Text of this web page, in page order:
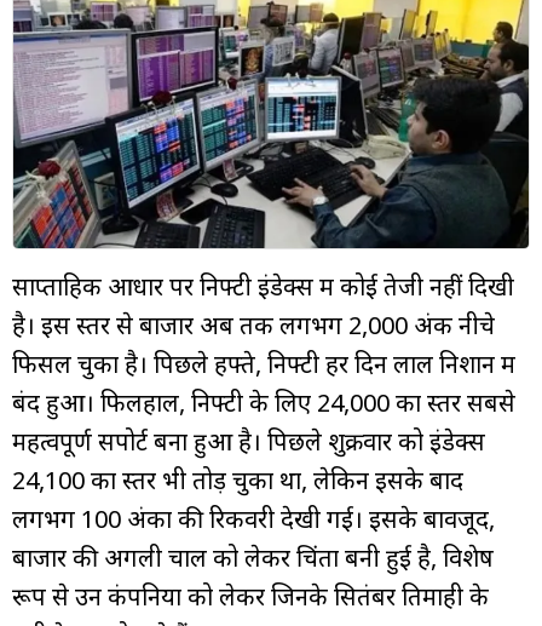
साप्ताहिक आधार पर निफ्टी इंडेक्स में कोई तेजी नहीं दिखी
है। इस स्तर से बाजार अब तक लगभग 2,000 अंक नीचे
फिसल चुका है। पिछले हफ्ते, निफ्टी हर दिन लाल निशान में
बंद हुआ। फिलहाल, निफ्टी के लिए 24,000 का स्तर सबसे
महत्वपूर्ण सपोर्ट बना हुआ है। पिछले शुक्रवार को इंडेक्स
24,100 का स्तर भी तोड़ चुका था, लेकिन इसके बाद
लगभग 100 अंकों की रिकवरी देखी गई। इसके बावजूद,
बाजार की अगली चाल को लेकर चिंता बनी हुई है, विशेष
रूप से उन कंपनियों को लेकर जिनके सितंबर तिमाही के